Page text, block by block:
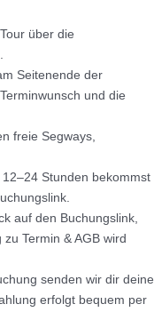
über die
Seitenende der
und die
freie Segways,
Stunden bekommst
auf den Buchungslink,
Termin & AGB wird
senden wir dir deine
erfolgt bequem per